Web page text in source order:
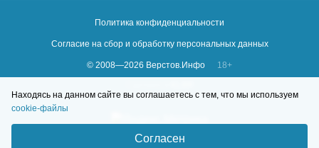
Политика конфиденциальности
Согласие на сбор и обработку персональных данных
© 2008—2026 Верстов.Инфо
18+
Находясь на данном сайте вы соглашаетесь с тем, что мы используем
cookie-файлы
Согласен